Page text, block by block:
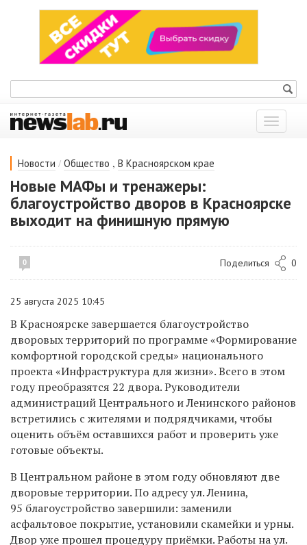
Показать
меню
Новости / Общество , В Красноярском крае
Новые МАФы и тренажеры:
благоустройство дворов в Красноярске
выходит на финишную прямую
0 Поделиться 0
25 августа 2025 10:45
В Красноярске завершается благоустройство
дворовых территорий по программе «Формирование
комфортной городской среды» национального
проекта «Инфраструктура для жизни». Всего в этом
году преобразятся 22 двора. Руководители
администраций Центрального и Ленинского районов
встретились с жителями и подрядчиками, чтобы
оценить объём оставшихся работ и проверить уже
готовые объекты.
В Центральном районе в этом году обновляют две
дворовые территории. По адресу ул. Ленина,
95 благоустройство завершили: заменили
асфальтовое покрытие, установили скамейки и урны.
Двор уже прошел процедуру приёмки. Работы на ул.